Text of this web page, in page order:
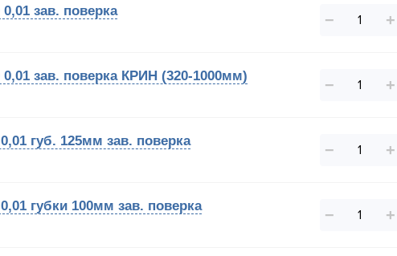
зав. поверка
− +
зав. поверка КРИН (320-1000мм)
− +
губ. 125мм зав. поверка
− +
губки 100мм зав. поверка
− +